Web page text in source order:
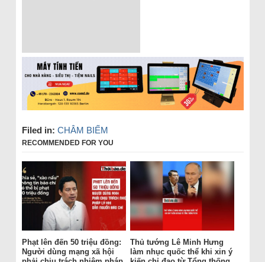
Filed in: CHÂM BIẾM
RECOMMENDED FOR YOU
Phạt lên đến 50 triệu đồng:
Người dùng mạng xã hội
Thủ tướng Lê Minh Hưng
làm nhục quốc thể khi xin ý